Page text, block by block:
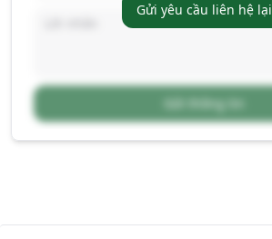
Gửi thông tin
Gửi yêu cầu liên hệ lại